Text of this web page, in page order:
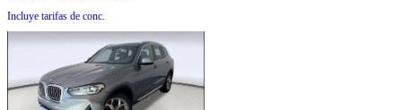
Incluye tarifas de conc.